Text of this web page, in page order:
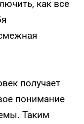
как все
получает
понимание
Таким